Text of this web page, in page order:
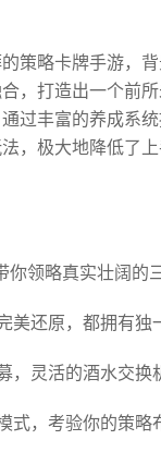
策略卡牌手游，
，打造出一个前
过丰富的养成系
，极大地降低了
领略真实壮阔的
美还原，都拥有独
，灵活的酒水交换
式，考验你的策略